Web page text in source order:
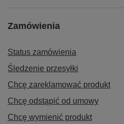
Zamówienia
Status zamówienia
Śledzenie przesyłki
Chcę zareklamować produkt
Chcę odstąpić od umowy
Chcę wymienić produkt